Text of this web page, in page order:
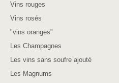
Vins rouges
Vins rosés
"vins oranges"
Les Champagnes
Les vins sans soufre ajouté
Les Magnums